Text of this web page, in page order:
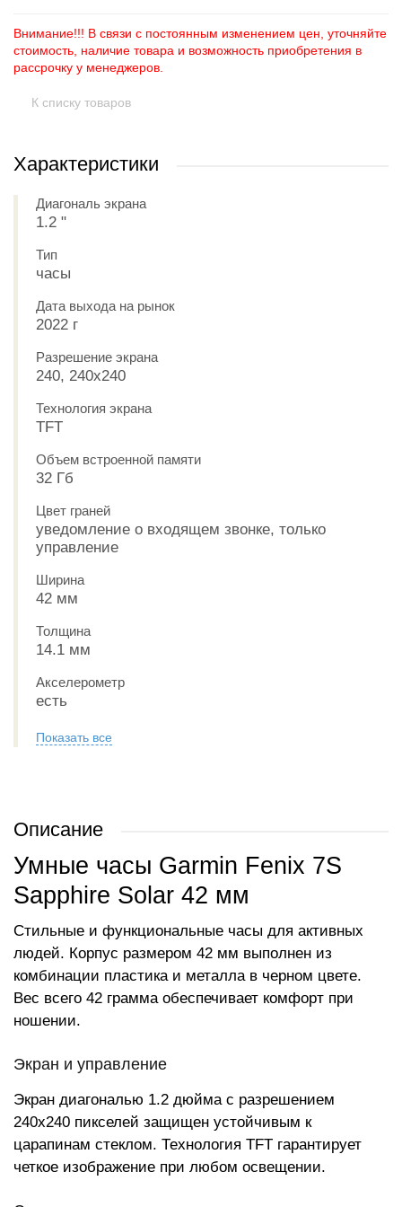
Внимание!!! В связи с постоянным изменением цен, уточняйте
стоимость, наличие товара и возможность приобретения в
рассрочку у менеджеров.
К списку товаров
Характеристики
Диагональ экрана
1.2 "
Тип
часы
Дата выхода на рынок
2022 г
Разрешение экрана
240, 240x240
Технология экрана
TFT
Объем встроенной памяти
32 Гб
Цвет граней
уведомление о входящем звонке, только
управление
Ширина
42 мм
Толщина
14.1 мм
Акселерометр
есть
Показать все
Описание
Умные часы Garmin Fenix 7S
Sapphire Solar 42 мм
Стильные и функциональные часы для активных
людей. Корпус размером 42 мм выполнен из
комбинации пластика и металла в черном цвете.
Вес всего 42 грамма обеспечивает комфорт при
ношении.
Экран и управление
Экран диагональю 1.2 дюйма с разрешением
240x240 пикселей защищен устойчивым к
царапинам стеклом. Технология TFT гарантирует
четкое изображение при любом освещении.